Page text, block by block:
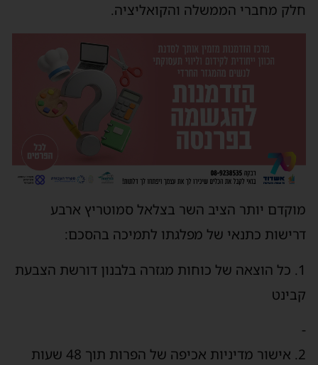
חלק מחברי הממשלה והקואליציה.
מוקדם יותר הציב השר בצלאל סמוטריץ ארבע
דרישות כתנאי של מפלגתו לתמיכה בהסכם:
1. כל הוצאה של כוחות מגזרה בלבנון דורשת הצבעת
קבינט
-
2. אישור מדיניות אכיפה של הפרות תוך 48 שעות